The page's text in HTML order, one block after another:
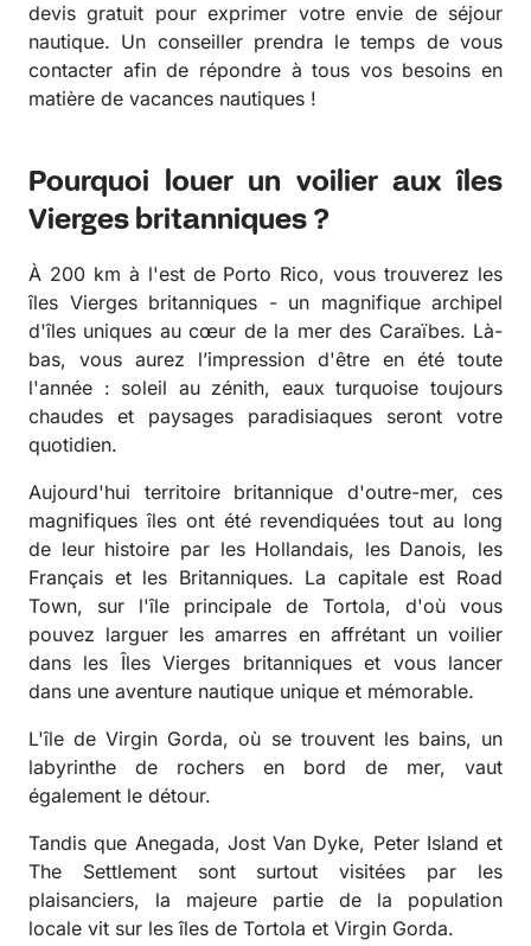
devis gratuit pour exprimer votre envie de séjour
nautique. Un conseiller prendra le temps de vous
contacter afin de répondre à tous vos besoins en
matière de vacances nautiques !
Pourquoi louer un voilier aux îles
Vierges britanniques ?
À 200 km à l'est de Porto Rico, vous trouverez les
îles Vierges britanniques - un magnifique archipel
d'îles uniques au cœur de la mer des Caraïbes. Là-
bas, vous aurez l’impression d'être en été toute
l'année : soleil au zénith, eaux turquoise toujours
chaudes et paysages paradisiaques seront votre
quotidien.
Aujourd'hui territoire britannique d'outre-mer, ces
magnifiques îles ont été revendiquées tout au long
de leur histoire par les Hollandais, les Danois, les
Français et les Britanniques. La capitale est Road
Town, sur l'île principale de Tortola, d'où vous
pouvez larguer les amarres en affrétant un voilier
dans les Îles Vierges britanniques et vous lancer
dans une aventure nautique unique et mémorable.
L'île de Virgin Gorda, où se trouvent les bains, un
labyrinthe de rochers en bord de mer, vaut
également le détour.
Tandis que Anegada, Jost Van Dyke, Peter Island et
The Settlement sont surtout visitées par les
plaisanciers, la majeure partie de la population
locale vit sur les îles de Tortola et Virgin Gorda.